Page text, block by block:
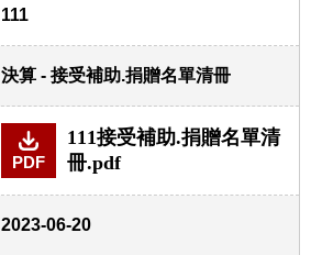
111
決算 - 接受補助.捐贈名單清冊
PDF
111接受補助.捐贈名單清
冊.pdf
2023-06-20